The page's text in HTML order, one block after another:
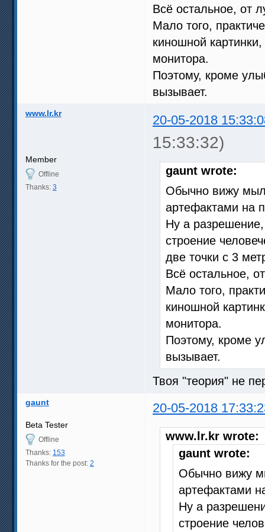
Всё остальное, от
Мало того,
киношной
монитора.
Поэтому, кроме
вызывает.
www.lr.kr 20-05-2018
15:33:32)
Member
Offline
Thanks: 3
gaunt wrote:
Обычно вижу
артефактами на
Ну а разрешение,
строение
две точки с 3
Всё остальное,
Мало того,
киношной
монитора.
Поэтому, кроме
вызывает.
Твоя "теория" не
gaunt 20-05-2018
Beta Tester
Offline
Thanks: 153
Thanks for the post: 2
www.lr.kr wrote:
gaunt wrote:
Обычно вижу
артефактами
Ну а
строение